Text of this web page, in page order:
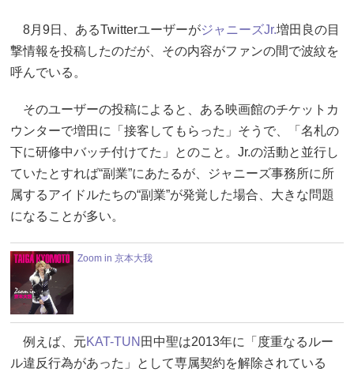
8月9日、あるTwitterユーザーがジャニーズJr.増田良の目
撃情報を投稿したのだが、その内容がファンの間で波紋を
呼んでいる。
そのユーザーの投稿によると、ある映画館のチケットカ
ウンターで増田に「接客してもらった」そうで、「名札の
下に研修中バッチ付けてた」とのこと。Jr.の活動と並行し
ていたとすれば“副業”にあたるが、ジャニーズ事務所に所
属するアイドルたちの“副業”が発覚した場合、大きな問題
になることが多い。
Zoom in 京本大我
例えば、元KAT-TUN 田中聖は2013年に「度重なるルー
ル違反行為があった」として専属契約を解除されている